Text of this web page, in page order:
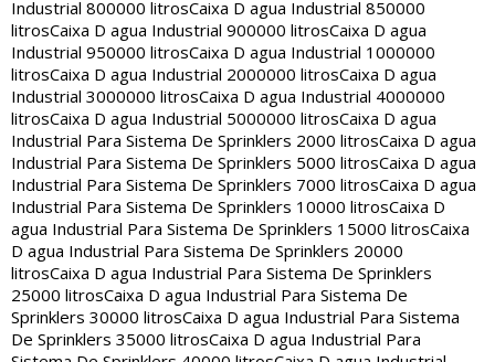
Industrial 800000 litrosCaixa D agua Industrial 850000
litrosCaixa D agua Industrial 900000 litrosCaixa D agua
Industrial 950000 litrosCaixa D agua Industrial 1000000
litrosCaixa D agua Industrial 2000000 litrosCaixa D agua
Industrial 3000000 litrosCaixa D agua Industrial 4000000
litrosCaixa D agua Industrial 5000000 litrosCaixa D agua
Industrial Para Sistema De Sprinklers 2000 litrosCaixa D agua
Industrial Para Sistema De Sprinklers 5000 litrosCaixa D agua
Industrial Para Sistema De Sprinklers 7000 litrosCaixa D agua
Industrial Para Sistema De Sprinklers 10000 litrosCaixa D
agua Industrial Para Sistema De Sprinklers 15000 litrosCaixa
D agua Industrial Para Sistema De Sprinklers 20000
litrosCaixa D agua Industrial Para Sistema De Sprinklers
25000 litrosCaixa D agua Industrial Para Sistema De
Sprinklers 30000 litrosCaixa D agua Industrial Para Sistema
De Sprinklers 35000 litrosCaixa D agua Industrial Para